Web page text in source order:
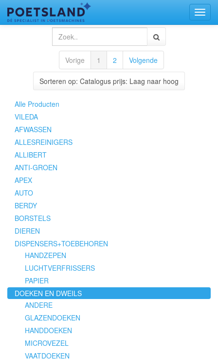
Vorige 1 2 Volgende
Sorteren op: Catalogus prijs: Laag naar hoog
Alle Producten
VILEDA
AFWASSEN
ALLESREINIGERS
ALLIBERT
ANTI-GROEN
APEX
AUTO
BERDY
BORSTELS
DIEREN
DISPENSERS+TOEBEHOREN
HANDZEPEN
LUCHTVERFRISSERS
PAPIER
DOEKEN EN DWEILS
ANDERE
GLAZENDOEKEN
HANDDOEKEN
MICROVEZEL
VAATDOEKEN